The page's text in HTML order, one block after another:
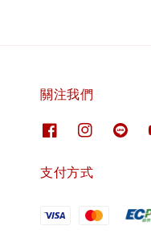
關注我們
支付方式